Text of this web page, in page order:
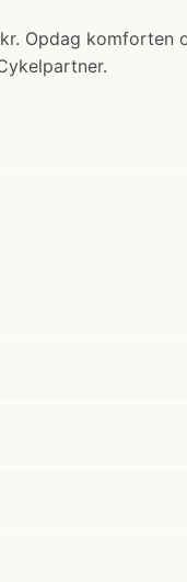
Opdag komforten